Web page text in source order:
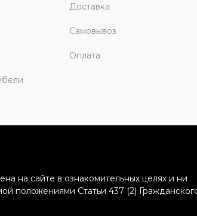
Доставка
Самовывоз
Оплата
на сайте в ознакомительных целях и ни
положениями Статьи 437 (2)